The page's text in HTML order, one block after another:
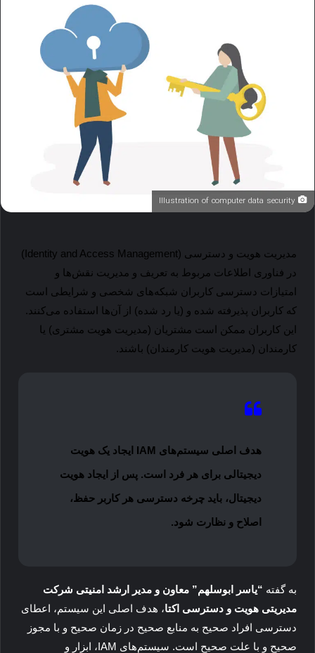
مدیریت هویت و دسترسی (Identity and Access Management
)
در فناوری اطلاعات مربوط به تعریف و مدیریت نقش‌ها و
امتیازات دسترسی کاربران شبکه‌های شخصی و شرایطی است
که کاربران پذیرفته شده و (یا رد شده) از آن‌ها استفاده می‌کنند.
این کاربران ممکن است مشتریان (مدیریت هویت مشتری) یا
کارمندان (مدیریت هویت کارمندان) باشند.
هدف اصلی سیستم‌های IAM ایجاد یک هویت
دیجیتالی برای هر فرد است. پس از ایجاد هویت
دیجیتال، باید چرخه دسترسی هر کاربر حفظ،
اصلاح و نظارت شود.
به گفته “یاسر ابوسلهم” معاون و مدیر ارشد امنیتی شرکت
مدیریتی هویت و دسترسی اکتا، هدف اصلی این سیستم، اعطای
دسترسی افراد صحیح به منابع صحیح در زمان صحیح و با مجوز
صحیح و با علت صحیح است. سیستم‌های IAM، ابزار و